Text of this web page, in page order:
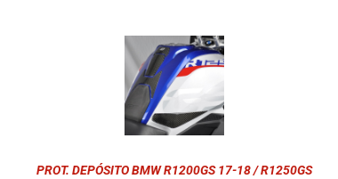
PROT. DEPÓSITO BMW R1200GS 17-18 / R1250GS